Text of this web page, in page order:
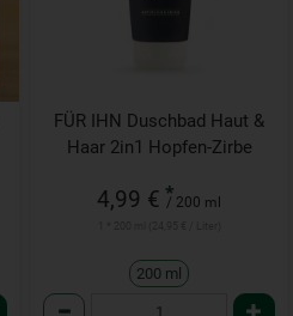
FÜR IHN Duschbad Haut &
Haar 2in1 Hopfen-Zirbe
4,99 € *
/ 200 ml
200 ml
Anzahl